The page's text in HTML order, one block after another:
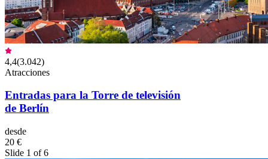
4,4(3.042)
Atracciones
Entradas para la Torre de televisión
de Berlín
desde
20 €
Slide 1 of 6